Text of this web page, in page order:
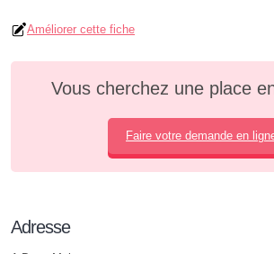
Améliorer cette fiche
Vous cherchez une place
Faire votre demande en
Adresse